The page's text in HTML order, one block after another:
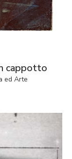
cappotto
ed Arte